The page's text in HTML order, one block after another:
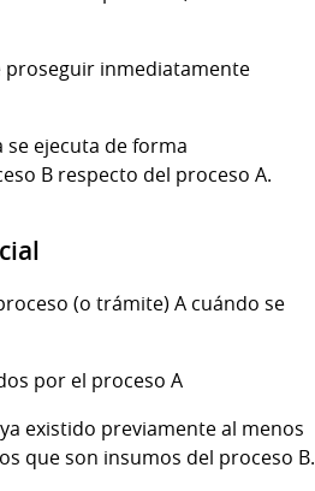
proseguir inmediatamente
ejecuta de forma
B respecto del proceso A.
(o trámite) A cuándo se
por el proceso A
existido previamente al menos
que son insumos del proceso B.